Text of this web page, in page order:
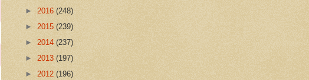
► 2016 (248)
► 2015 (239)
► 2014 (237)
► 2013 (197)
► 2012 (196)